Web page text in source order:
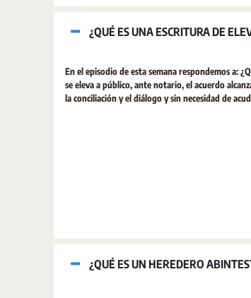
¿QUÉ ES UNA ESCRITURA DE
En el episodio de esta semana respondemos a:
se eleva a público, ante notario, el acuerdo
la conciliación y el diálogo y sin necesidad de
¿QUÉ ES UN HEREDERO